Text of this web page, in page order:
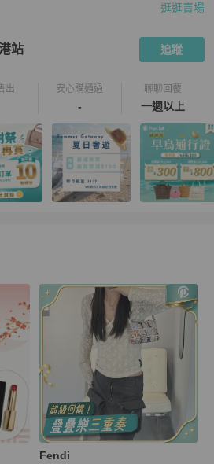
逛逛賣場
站 追蹤
出 安心購通過
-
聊聊回覆
一週以上
包推薦精品
Fendi